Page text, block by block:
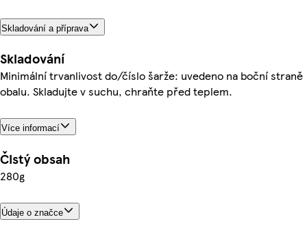
Skladování a příprava
Skladování
Minimální trvanlivost do/číslo šarže: uvedeno na boční straně
obalu. Skladujte v suchu, chraňte před teplem.
Více informací
Čistý obsah
280g
Údaje o značce